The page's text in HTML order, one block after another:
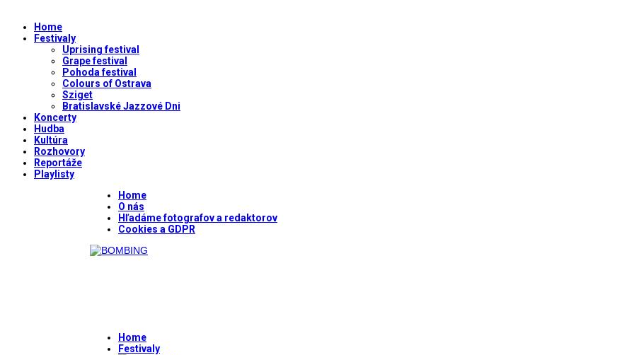
Home
Festivaly
Uprising festival
Grape festival
Pohoda festival
Colours of Ostrava
Sziget
Bratislavské Jazzové Dni
Koncerty
Hudba
Kultúra
Rozhovory
Reportáže
Playlisty
Home
O nás
Hľadáme fotografov a redaktorov
Cookies a GDPR
Home
Festivaly